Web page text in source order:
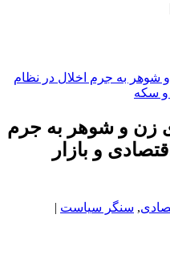
زن و شوهر به جرم
و بازار
, سنگر سیاست |